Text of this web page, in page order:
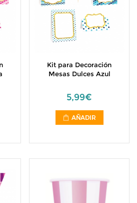
Kit para Decoración
Mesas Dulces Azul
5,99€
AÑADIR